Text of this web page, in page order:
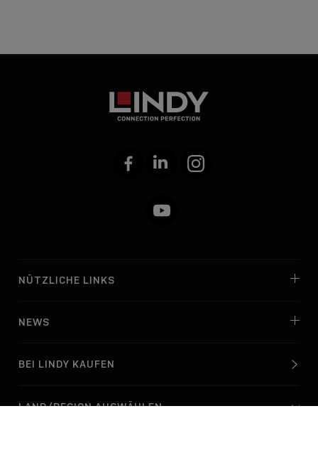
FacebookLinkedIn Instagram
YouTube
NÜTZLICHE LINKS
NEWS
BEI LINDY KAUFEN